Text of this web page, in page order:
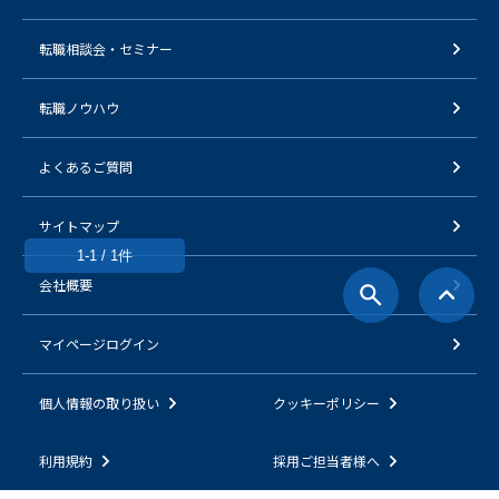
1-1 / 1件
転職相談会・セミナー
転職ノウハウ
よくあるご質問
サイトマップ
会社概要
マイページログイン
個人情報の取り扱い クッキーポリシー
利用規約 採用ご担当者様へ